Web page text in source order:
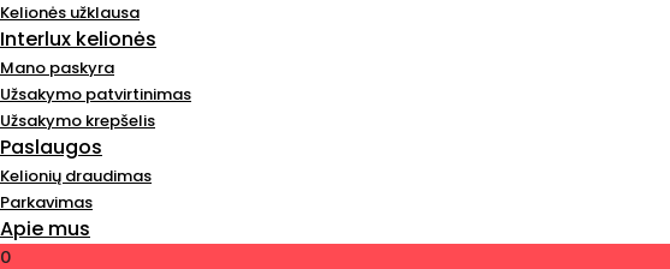
Kelionės užklausa
Interlux kelionės
Mano paskyra
Užsakymo patvirtinimas
Užsakymo krepšelis
Paslaugos
Kelionių draudimas
Parkavimas
Apie mus
0